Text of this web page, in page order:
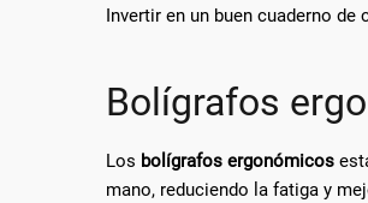
Invertir en un buen cuaderno
Bolígrafos
Los bolígrafos ergonómicos
mano, reduciendo la fatiga y